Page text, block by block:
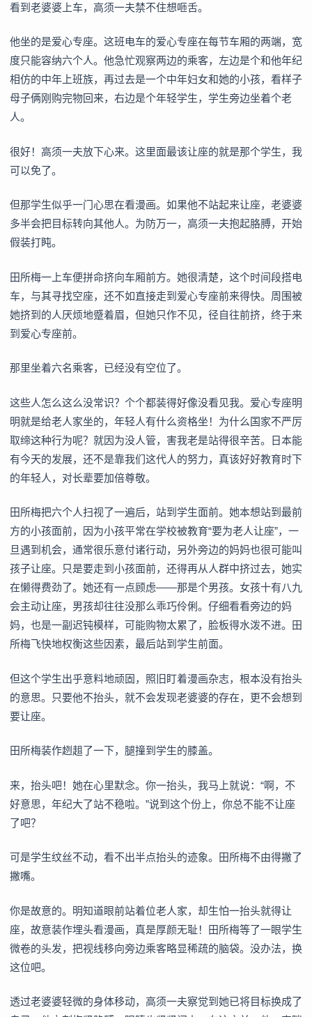
看到老婆婆上车，高须一夫禁不住想咂舌。
他坐的是爱心专座。这班电车的爱心专座在每节车厢的两端，宽
度只能容纳六个人。他急忙观察两边的乘客，左边是个和他年纪
相仿的中年上班族，再过去是一个中年妇女和她的小孩，看样子
母子俩刚购完物回来，右边是个年轻学生，学生旁边坐着个老
人。
很好！高须一夫放下心来。这里面最该让座的就是那个学生，我
可以免了。
但那学生似乎一门心思在看漫画。如果他不站起来让座，老婆婆
多半会把目标转向其他人。为防万一，高须一夫抱起胳膊，开始
假装打盹。
田所梅一上车便拼命挤向车厢前方。她很清楚，这个时间段搭电
车，与其寻找空座，还不如直接走到爱心专座前来得快。周围被
她挤到的人厌烦地蹙着眉，但她只作不见，径自往前挤，终于来
到爱心专座前。
那里坐着六名乘客，已经没有空位了。
这些人怎么这么没常识？个个都装得好像没看见我。爱心专座明
明就是给老人家坐的，年轻人有什么资格坐！为什么国家不严厉
取缔这种行为呢？就因为没人管，害我老是站得很辛苦。日本能
有今天的发展，还不是靠我们这代人的努力，真该好好教育时下
的年轻人，对长辈要加倍尊敬。
田所梅把六个人扫视了一遍后，站到学生面前。她本想站到最前
方的小孩面前，因为小孩平常在学校被教育“要为老人让座”，一
旦遇到机会，通常很乐意付诸行动，另外旁边的妈妈也很可能叫
孩子让座。只是要走到小孩面前，还得再从人群中挤过去，她实
在懒得费劲了。她还有一点顾虑——那是个男孩。女孩十有八九
会主动让座，男孩却往往没那么乖巧伶俐。仔细看看旁边的妈
妈，也是一副迟钝模样，可能购物太累了，脸板得水泼不进。田
所梅飞快地权衡这些因素，最后站到学生前面。
但这个学生出乎意料地顽固，照旧盯着漫画杂志，根本没有抬头
的意思。只要他不抬头，就不会发现老婆婆的存在，更不会想到
要让座。
田所梅装作趔趄了一下，腿撞到学生的膝盖。
来，抬头吧！她在心里默念。你一抬头，我马上就说：“啊，不
好意思，年纪大了站不稳啦。”说到这个份上，你总不能不让座
了吧？
可是学生纹丝不动，看不出半点抬头的迹象。田所梅不由得撇了
撇嘴。
你是故意的。明知道眼前站着位老人家，却生怕一抬头就得让
座，故意装作埋头看漫画，真是厚颜无耻！田所梅等了一眼学生
微卷的头发，把视线移向旁边乘客略显稀疏的脑袋。没办法，换
这位吧。
透过老婆婆轻微的身体移动，高须一夫察觉到她已将目标换成了